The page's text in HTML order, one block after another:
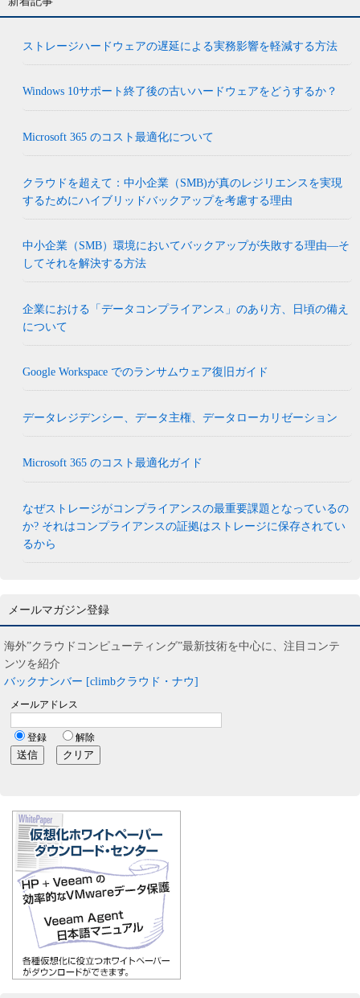
ストレージハードウェアの遅延による実務影響を軽減する方法
Windows 10サポート終了後の古いハードウェアをどうするか？
Microsoft 365 のコスト最適化について
クラウドを超えて：中小企業（SMB)が真のレジリエンスを実現
するためにハイブリッドバックアップを考慮する理由
中小企業（SMB）環境においてバックアップが失敗する理由―そ
してそれを解決する方法
企業における「データコンプライアンス」のあり方、日頃の備え
について
Google Workspace でのランサムウェア復旧ガイド
データレジデンシー、データ主権、データローカリゼーション
Microsoft 365 のコスト最適化ガイド
なぜストレージがコンプライアンスの最重要課題となっているの
か? それはコンプライアンスの証拠はストレージに保存されてい
るから
メールマガジン登録
海外”クラウドコンピューティング”最新技術を中心に、注目コンテ
ンツを紹介
バックナンバー [climbクラウド・ナウ]